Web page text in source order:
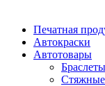
Печатная
Автокраски
Автотовары